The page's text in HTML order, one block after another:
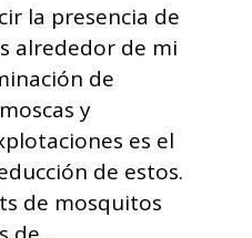
la presencia de
alrededor de mi
de
y
es el
de estos.
de mosquitos